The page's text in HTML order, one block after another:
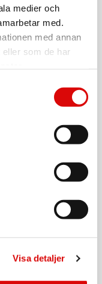
medier och
med.
med annan
som de har
Visa detaljer